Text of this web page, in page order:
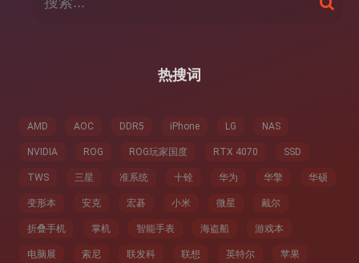
索
热搜词
AMD AOC DDR5 iPhone LG NAS
NVIDIA ROG ROG玩家国度 RTX 4070 SSD
TWS 三星 准系统 十铨 华为 华擎 华硕
变形本 安克 宏碁 小米 微星 戴尔
折叠手机 掌机 智能手表 海盗船 游戏本
电脑展 索尼 联发科 联想 英特尔 苹果